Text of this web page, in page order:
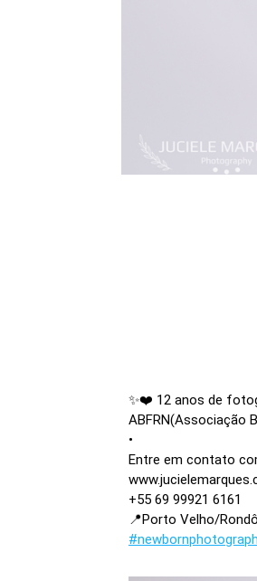
✨❤️ 12 anos de
ABFRN(Associação
•
Entre em contato
+55 69 99921 6161
📍Porto Velho/